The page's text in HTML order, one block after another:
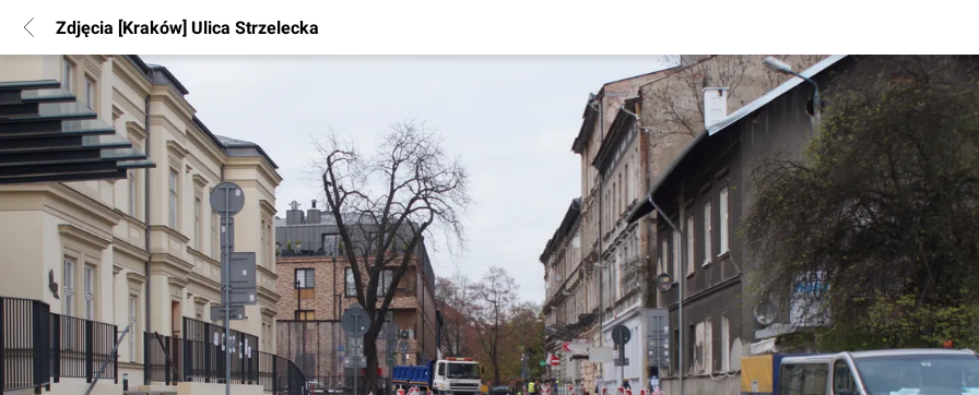
Rynek
POPULARNE REGIONY
Warszawa
Wrocław
Kraków
Poznań
Katowice
Lublin
Gdańsk
Łódź Szczecin
INFORMACJE
Regulamin
Polityka Prywatności
Kontakt
Marketing nieruchomości
Zdjęcia [Kraków] Ulica Strzelecka